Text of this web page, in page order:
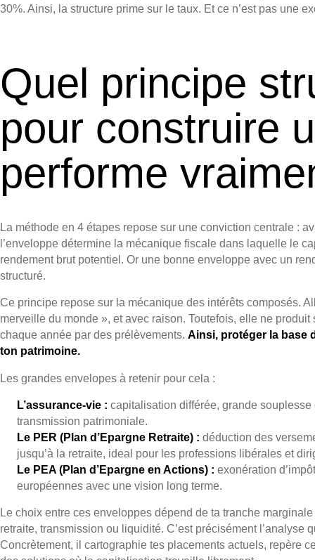
30%. Ainsi, la structure prime sur le taux. Et ce n’est pas une
Quel principe
pour construire
performe
La méthode en 4 étapes repose sur une conviction centrale :
l’enveloppe détermine la mécanique fiscale dans laquelle le
rendement brut potentiel. Or une bonne enveloppe avec un
structuré.
Ce principe repose sur la mécanique des intérêts composés.
merveille du monde », et avec raison. Toutefois, elle ne
chaque année par des prélèvements. Ainsi, protéger la base
ton patrimoine.
Les grandes envelopes à retenir pour cela :
L’assurance-vie : capitalisation différée, grande
transmission patrimoniale.
Le PER (Plan d’Epargne Retraite) : déduction des
jusqu’à la retraite, ideal pour les professions libérales et
Le PEA (Plan d’Epargne en Actions) : exonération
européennes avec une vision long terme.
Le choix entre ces enveloppes dépend de ta tranche
retraite, transmission ou liquidité. C’est précisément
Concrètement, il cartographie tes placements actuels, repère